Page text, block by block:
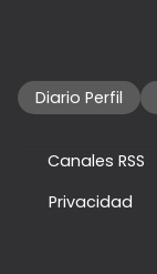
Diario Perfil
Canales RSS
Privacidad